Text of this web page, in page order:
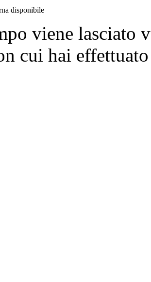
disponibile
viene lasciato
cui hai